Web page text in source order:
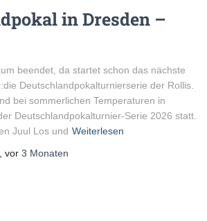
in Dresden –
beendet, da startet schon das nächste
Deutschlandpokalturnierserie der Rollis.
bei sommerlichen Temperaturen in
Deutschlandpokalturnier-Serie 2026 statt.
Juul Los und Weiterlesen
, vor 3 Monaten